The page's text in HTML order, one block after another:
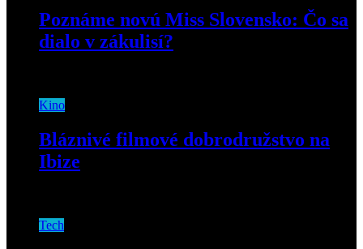
Poznáme novú Miss Slovensko: Čo sa
dialo v zákulisí?
Kino
Bláznivé filmové dobrodružstvo na
Ibize
Tech